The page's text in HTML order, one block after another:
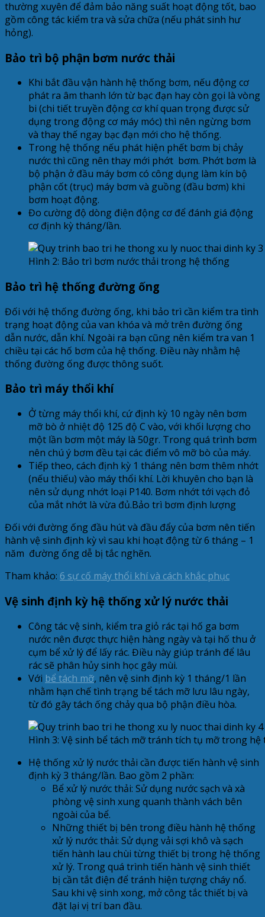
thường xuyên để đảm bảo năng suất hoạt động tốt, bao
gồm công tác kiểm tra và sửa chữa (nếu phát sinh hư
hỏng).
Bảo trì bộ phận bơm nước thải
Khi bắt đầu vận hành hệ thống bơm, nếu động cơ
phát ra âm thanh lớn từ bạc đạn hay còn gọi là vòng
bi (chi tiết truyền động cơ khí quan trọng được sử
dụng trong động cơ máy móc) thì nên ngừng bơm
và thay thế ngay bạc đạn mới cho hệ thống.
Trong hệ thống nếu phát hiện phết bơm bị chảy
nước thì cũng nên thay mới phớt bơm. Phớt bơm là
bộ phận ở đầu máy bơm có công dụng làm kín bộ
phận cốt (trục) máy bơm và guồng (đầu bơm) khi
bơm hoạt động.
Đo cường độ dòng điện động cơ để đánh giá động
cơ định kỳ tháng/lần.
Hình 2: Bảo trì bơm nước thải trong hệ thống
Bảo trì hệ thống đường ống
Đối với hệ thống đường ống, khi bảo trì cần kiểm tra tình
trạng hoạt động của van khóa và mở trên đường ống
dẫn nước, dẫn khí. Ngoài ra bạn cũng nên kiểm tra van 1
chiều tại các hố bơm của hệ thống. Điều này nhằm hệ
thống đường ống được thông suốt.
Bảo trì máy thổi khí
Ở từng máy thổi khí, cứ định kỳ 10 ngày nên bơm
mỡ bò ở nhiệt độ 125 độ C vào, với khối lượng cho
một lần bơm một máy là 50gr. Trong quá trình bơm
nên chú ý bơm đều tại các điểm vô mỡ bò của máy.
Tiếp theo, cách định kỳ 1 tháng nên bơm thêm nhớt
(nếu thiếu) vào máy thổi khí. Lời khuyên cho bạn là
nên sử dụng nhớt loại P140. Bơm nhớt tới vạch đỏ
của mắt nhớt là vừa đủ.Bảo trì bơm định lượng
Đối với đường ống đầu hút và đầu đẩy của bơm nên tiến
hành vệ sinh định kỳ vì sau khi hoạt động từ 6 tháng – 1
năm đường ống dễ bị tắc nghẽn.
Tham khảo: 6 sự cố máy thổi khí và cách khắc phục
Vệ sinh định kỳ hệ thống xử lý nước thải
Công tác vệ sinh, kiểm tra giỏ rác tại hố ga bơm
nước nên được thực hiện hàng ngày và tại hố thu ở
cụm bể xử lý để lấy rác. Điều này giúp tránh để lâu
rác sẽ phân hủy sinh học gây mùi.
Với bể tách mỡ, nên vệ sinh định kỳ 1 tháng/1 lần
nhằm hạn chế tình trạng bể tách mỡ lưu lâu ngày,
từ đó gây tách ống chảy qua bộ phận điều hòa.
Hình 3: Vệ sinh bể tách mỡ tránh tích tụ mỡ trong
Hệ thống xử lý nước thải cần được tiến hành vệ sinh
định kỳ 3 tháng/lần. Bao gồm 2 phần:
Bể xử lý nước thải: Sử dụng nước sạch và xà
phòng vệ sinh xung quanh thành vách bên
ngoài của bể.
Những thiết bị bên trong điều hành hệ thống
xử lý nước thải: Sử dụng vải sợi khô và sạch
tiến hành lau chùi từng thiết bị trong hệ thống
xử lý. Trong quá trình tiến hành vệ sinh thiết
bị cần tắt điện để tránh hiện tượng cháy nổ.
Sau khi vệ sinh xong, mở công tắc thiết bị và
đặt lại vị trí ban đầu.